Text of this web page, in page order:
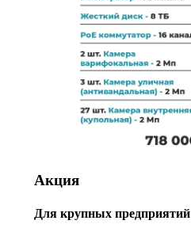
Акция
Для крупных предприятий